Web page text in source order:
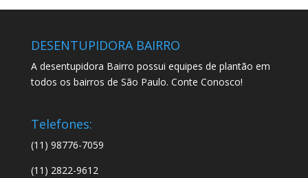
DESENTUPIDORA BAIRRO
A desentupidora Bairro possui equipes de plantão em
todos os bairros de São Paulo. Conte Conosco!
Telefones:
(11) 98776-7059
(11) 2822-9612